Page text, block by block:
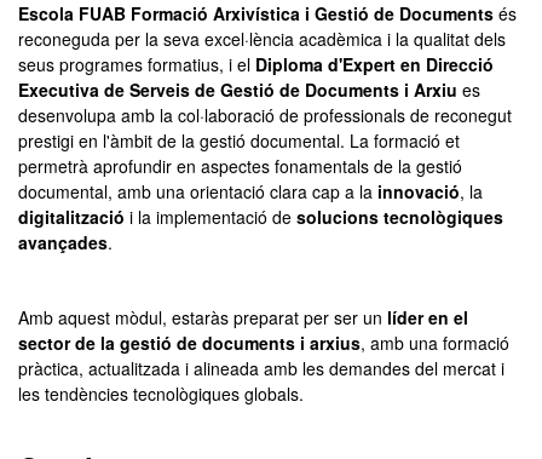
Escola FUAB Formació Arxivística i Gestió de Documents és
reconeguda per la seva excel·lència acadèmica i la qualitat dels
seus programes formatius, i el Diploma d'Expert en Direcció
Executiva de Serveis de Gestió de Documents i Arxiu es
desenvolupa amb la col·laboració de professionals de reconegut
prestigi en l'àmbit de la gestió documental. La formació et
permetrà aprofundir en aspectes fonamentals de la gestió
documental, amb una orientació clara cap a la innovació, la
digitalització i la implementació de solucions tecnològiques
avançades.
Amb aquest mòdul, estaràs preparat per ser un líder en el
sector de la gestió de documents i arxius, amb una formació
pràctica, actualitzada i alineada amb les demandes del mercat i
les tendències tecnològiques globals.